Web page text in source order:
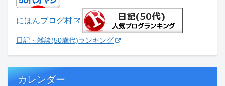
にほんブログ村
日記・雑談(50歳代)ランキング
カレンダー